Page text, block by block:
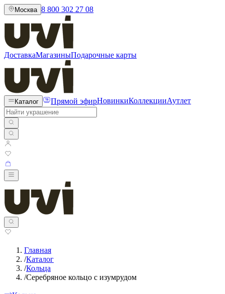
Москва 8 800 302 27 08
ДоставкаМагазиныПодарочные карты
Каталог Прямой эфирНовинкиКоллекцииАутлет
Главная
/Каталог
/Кольца
/Серебряное кольцо с изумрудом